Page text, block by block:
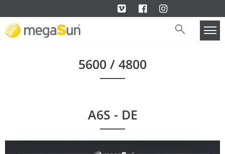
5600 / 4800
A6S - DE